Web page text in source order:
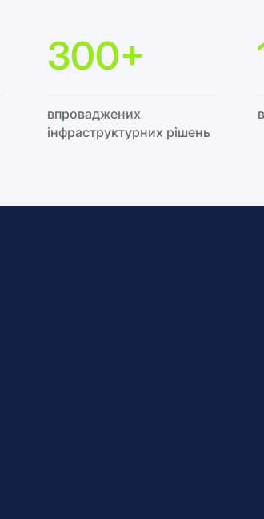
300+
впроваджених
інфраструктурних рішень